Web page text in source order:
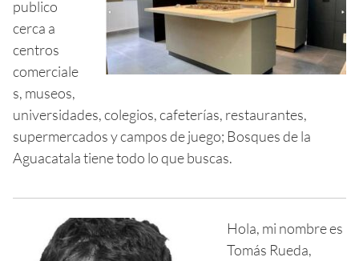
publico
cerca a
centros
comerciale
s, museos,
universidades, colegios, cafeterías, restaurantes,
supermercados y campos de juego; Bosques de la
Aguacatala tiene todo lo que buscas.
Hola, mi nombre es
Tomás Rueda,